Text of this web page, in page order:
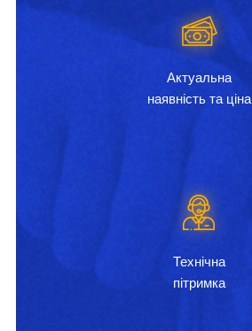
Актуальна
наявність та ціна
Технічна
пітримка